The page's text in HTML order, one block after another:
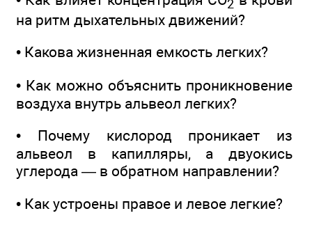
2
на ритм дыхательных движений?
• Какова жизненная емкость легких?
• Как можно объяснить проникновение
воздуха внутрь альвеол легких?
• Почему кислород проникает из
альвеол в капилляры, а двуокись
углерода — в обратном направлении?
• Как устроены правое и левое легкие?